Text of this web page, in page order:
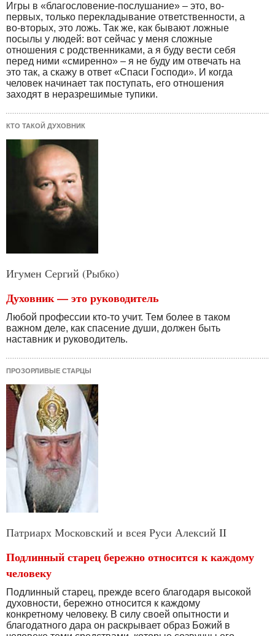
Игры в «благословение-послушание» – это, во-
первых, только перекладывание ответственности, а
во-вторых, это ложь. Так же, как бывают ложные
посылы у людей: вот сейчас у меня сложные
отношения с родственниками, а я буду вести себя
перед ними «смиренно» – я не буду им отвечать на
это так, а скажу в ответ «Спаси Господи». И когда
человек начинает так поступать, его отношения
заходят в неразрешимые тупики.
КТО ТАКОЙ ДУХОВНИК
Игумен Сергий (Рыбко)
Духовник — это руководитель
Любой профессии кто-то учит. Тем более в таком
важном деле, как спасение души, должен быть
наставник и руководитель.
ПРОЗОРЛИВЫЕ СТАРЦЫ
Патриарх Московский и всея Руси Алексий II
Подлинный старец бережно относится к каждому
человеку
Подлинный старец, прежде всего благодаря высокой
духовности, бережно относится к каждому
конкретному человеку. В силу своей опытности и
благодатного дара он раскрывает образ Божий в